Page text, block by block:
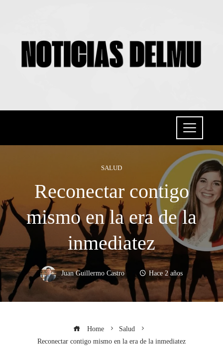
SALUD
Reconectar contigo
mismo en la era de la
inmediatez
Juan Guillermo Castro Hace 2 años
Home
Salud
Reconectar contigo mismo en la era de la inmediatez